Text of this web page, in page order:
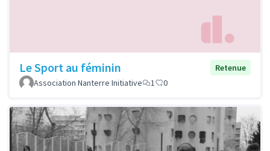
Le Sport au féminin
Retenue
Association Nanterre Initiative
1 0